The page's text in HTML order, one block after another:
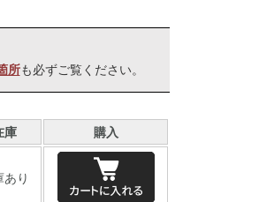
所も必ずご覧ください。
庫 購入
り